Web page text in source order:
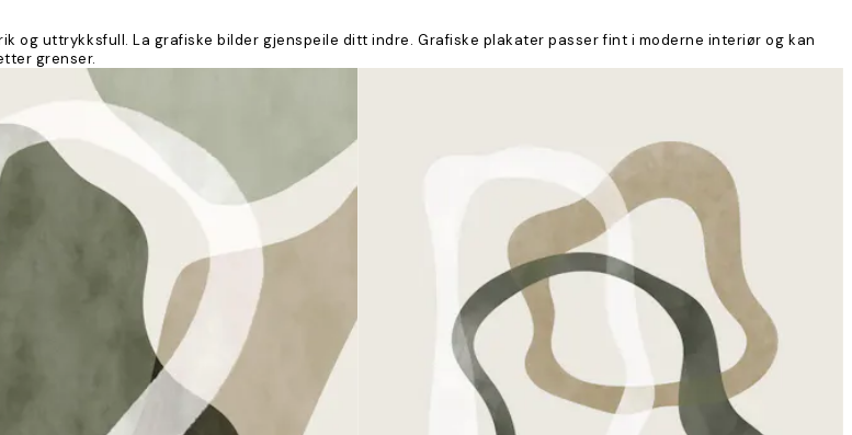
og uttrykksfull. La grafiske bilder gjenspeile ditt indre. Grafiske plakater passer fint i moderne interiør og kan
grenser.